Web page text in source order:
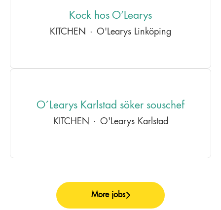
Kock hos O’Learys
KITCHEN · O'Learys Linköping
O´Learys Karlstad söker souschef
KITCHEN · O'Learys Karlstad
More jobs